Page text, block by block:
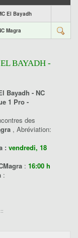
El Bayadh
Magra
BAYADH -
Bayadh - NC
1 Pro -
des
, Abréviation:
: vendredi, 18
: 16:00 h
: